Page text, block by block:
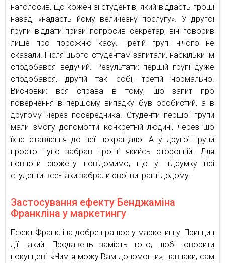
наголосив, що кожен зі студентів, який віддасть гроші
назад, «надасть йому величезну послугу». У другої
групи віддати призи попросив секретар, він говорив
лише про порожню касу. Третій групі нічого не
сказали. Після цього студентам запитали, наскільки їм
сподобався ведучий. Результати: першій групі дуже
сподобався, другій так собі, третій нормально.
Висновки: вся справа в тому, що запит про
повернення в першому випадку був особистий, а в
другому через посередника. Студенти першої групи
мали змогу допомогти конкретній людині, через що
їхнє ставлення до неї покращало. А у другої групи
просто тупо забрав гроші якийсь сторонній. Для
повноти сюжету повідомимо, що у підсумку всі
студенти все-таки забрали свої виграші додому.
Застосування ефекту Бенджаміна
Франкліна у маркетингу
Ефект Франкліна добре працює у маркетингу. Принцип
дії такий. Продавець замість того, щоб говорити
покупцеві: «Чим я можу Вам допомогти», навпаки, сам